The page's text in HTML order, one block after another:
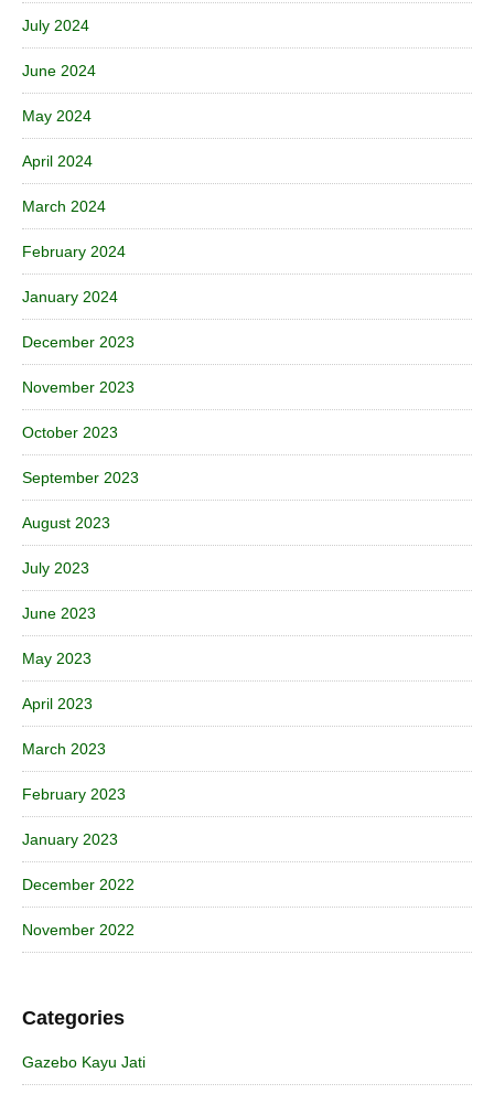
July 2024
June 2024
May 2024
April 2024
March 2024
February 2024
January 2024
December 2023
November 2023
October 2023
September 2023
August 2023
July 2023
June 2023
May 2023
April 2023
March 2023
February 2023
January 2023
December 2022
November 2022
Categories
Gazebo Kayu Jati